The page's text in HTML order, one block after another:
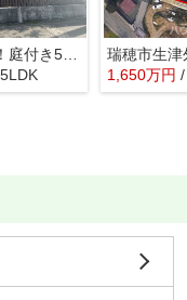
瑞穂市牛牧！庭付き5LDK！水回りすべて新品交換！敷地ゆったり70坪以上！
1,650万円